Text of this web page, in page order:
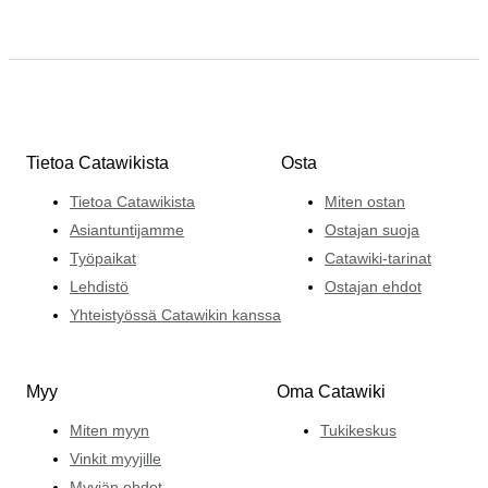
vinyylihelmensä.
Tietoa Catawikista
Tietoa Catawikista
Asiantuntijamme
Työpaikat
Lehdistö
Yhteistyössä Catawikin kanssa
Osta
Miten ostan
Ostajan suoja
Catawiki-tarinat
Ostajan ehdot
Myy
Miten myyn
Vinkit myyjille
Oma Catawiki
Tukikeskus